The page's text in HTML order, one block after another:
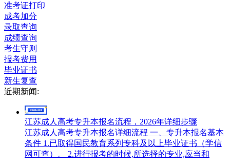
准考证打印
成考加分
录取查询
成绩查询
考生守则
报考费用
毕业证书
新生复查
近期新闻:
江苏成人高考专升本报名流程，2026年详细步骤
江苏成人高考专升本报名详细流程 一、专升本报名基本
条件 1.已取得国民教育系列专科及以上毕业证书（学信
网可查）。 2.进行报考的时候,所选择的专业,应当和